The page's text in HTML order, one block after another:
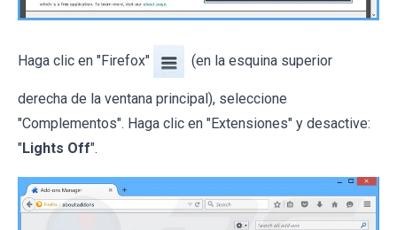
Haga clic en "Firefox" (en la esquina superior
derecha de la ventana principal), seleccione
"Complementos". Haga clic en "Extensiones" y desactive:
"Lights Off".